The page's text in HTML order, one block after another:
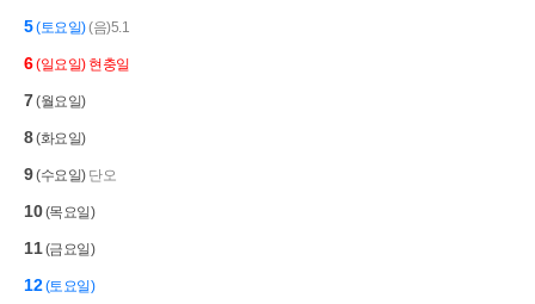
5(토요일)(음)5.1
6(일요일) 현충일
7(월요일)
8(화요일)
9(수요일) 단오
10(목요일)
11(금요일)
12(토요일)